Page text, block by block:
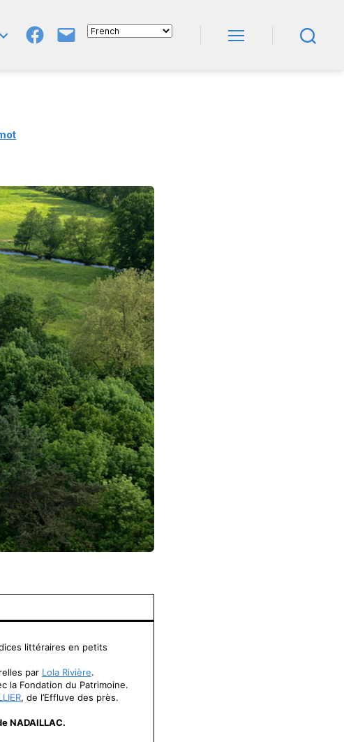
GroupeE-
littéraires en petits
par Lola Rivière.
la Fondation du Patrimoine.
, de l’Effluve des près.
NADAILLAC.